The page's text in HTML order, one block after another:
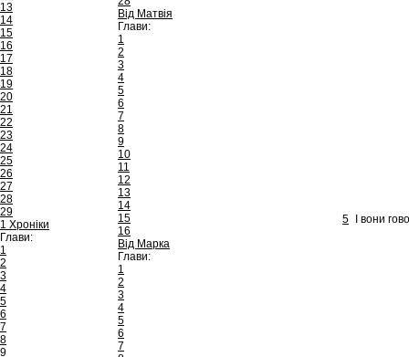
13
14
15
16
17
18
19
20
21
22
23
24
25
26
27
28
29
1 Хроніки
Глави:
1
2
3
4
5
6
7
8
9
Від Матвія
Глави:
1
2
3
4
5
6
7
8
9
10
11
12
13
14
15
16
Від Марка
Глави:
1
2
3
4
5
6
7
5 І вони